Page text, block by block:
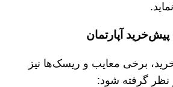
آپارتمان
برخی معایب و ریسک‌ها نیز
نظر گرفته شود: